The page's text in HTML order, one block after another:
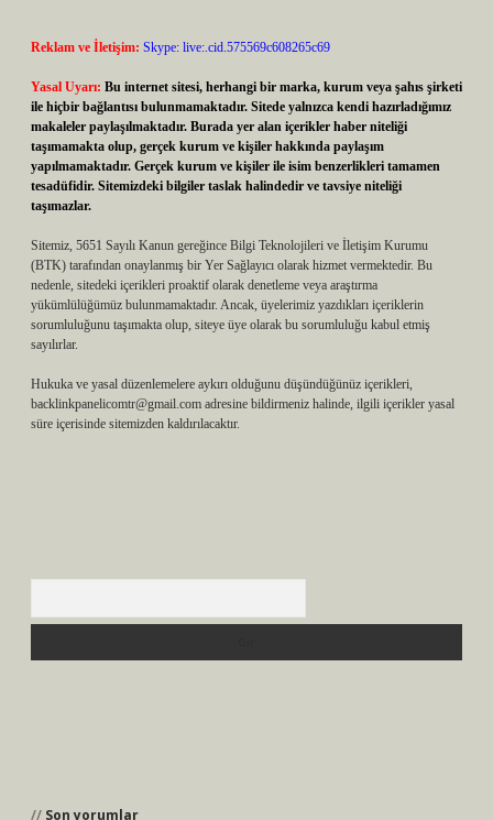
Reklam ve İletişim: Skype: live:.cid.575569c608265c69
Yasal Uyarı: Bu internet sitesi, herhangi bir marka, kurum veya şahıs şirketi
ile hiçbir bağlantısı bulunmamaktadır. Sitede yalnızca kendi hazırladığımız
makaleler paylaşılmaktadır. Burada yer alan içerikler haber niteliği
taşımamakta olup, gerçek kurum ve kişiler hakkında paylaşım
yapılmamaktadır. Gerçek kurum ve kişiler ile isim benzerlikleri tamamen
tesadüfidir. Sitemizdeki bilgiler taslak halindedir ve tavsiye niteliği
taşımazlar.
Sitemiz, 5651 Sayılı Kanun gereğince Bilgi Teknolojileri ve İletişim Kurumu
(BTK) tarafından onaylanmış bir Yer Sağlayıcı olarak hizmet vermektedir. Bu
nedenle, sitedeki içerikleri proaktif olarak denetleme veya araştırma
yükümlülüğümüz bulunmamaktadır. Ancak, üyelerimiz yazdıkları içeriklerin
sorumluluğunu taşımakta olup, siteye üye olarak bu sorumluluğu kabul etmiş
sayılırlar.
Hukuka ve yasal düzenlemelere aykırı olduğunu düşündüğünüz içerikleri,
backlinkpanelicomtr@gmail.com adresine bildirmeniz halinde, ilgili içerikler yasal
süre içerisinde sitemizden kaldırılacaktır.
Son yorumlar